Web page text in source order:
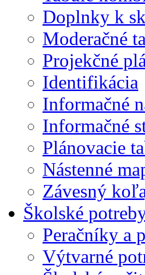
Doplnky k
Moderačné
Projekčné
Identifikácia
Informačné
Informačné
Plánovacie
Nástenné
Závesný
Školské
Peračníky a
Výtvarné